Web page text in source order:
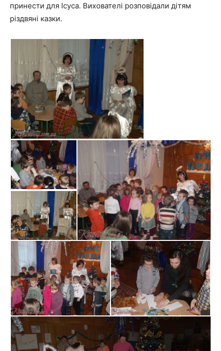
принести для Ісуса. Вихователі розповідали дітям
різдвяні казки.